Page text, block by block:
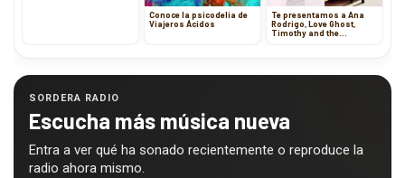
Conoce la psicodelia de
Viajeros Ácidos
Te presentamos a Ana
Rodrigo, Love Ghost,
Timothy and the
SORDERA RADIO
Escucha más música nueva
Entra a ver qué ha sonado recientemente o reproduce la
radio ahora mismo.